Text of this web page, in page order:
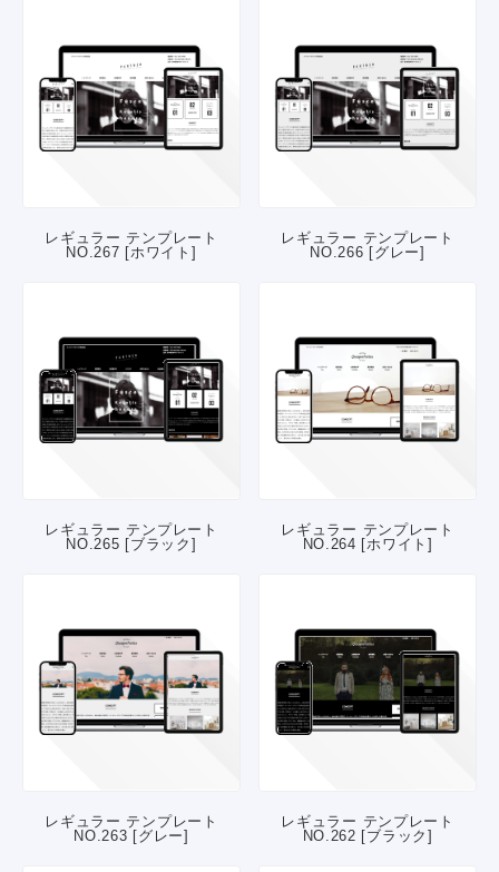
レギュラー テンプレート
NO.267 [ホワイト]
レギュラー テンプレート
NO.266 [グレー]
レギュラー テンプレート
NO.265 [ブラック]
レギュラー テンプレート
NO.264 [ホワイト]
レギュラー テンプレート
NO.263 [グレー]
レギュラー テンプレート
NO.262 [ブラック]